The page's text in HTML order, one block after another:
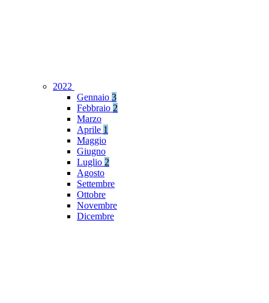
2022
Gennaio 3
Febbraio 2
Marzo
Aprile 1
Maggio
Giugno
Luglio 2
Agosto
Settembre
Ottobre
Novembre
Dicembre